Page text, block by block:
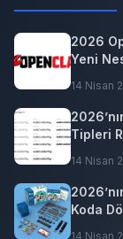
2026
Yeni
14 Nisan
Tipleri
14 Nisan
Koda
14 Nisan